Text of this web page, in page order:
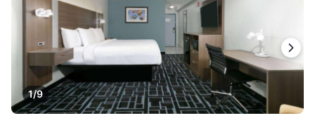
1/9